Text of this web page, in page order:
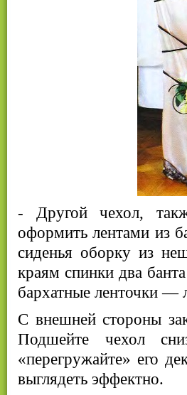
- Другой чехол,
оформить лентами из
сиденья оборку из
краям спинки два
бархатные ленточки —
С внешней стороны
Подшейте чехол
«перегружайте» его
выглядеть эффектно.